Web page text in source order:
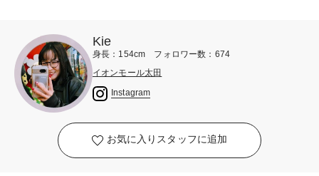
Kie
身長：154cm フォロワー数：674
イオンモール太田
Instagram
お気に入りスタッフに追加